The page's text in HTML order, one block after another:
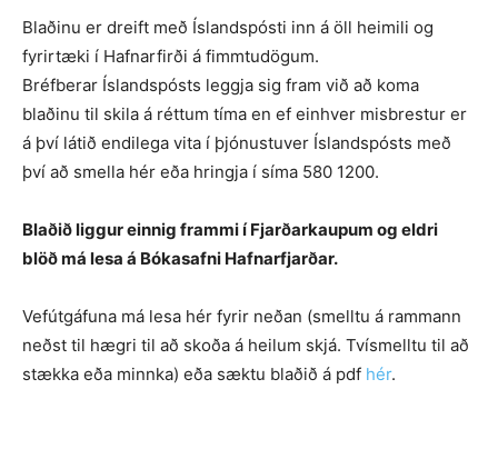
Blaðinu er dreift með Íslandspósti inn á öll heimili og
fyrirtæki í Hafnarfirði á fimmtudögum.
Bréfberar Íslandspósts leggja sig fram við að koma
blaðinu til skila á réttum tíma en ef einhver misbrestur er
á því látið endilega vita í þjónustuver Íslandspósts með
því að smella hér eða hringja í síma 580 1200.
Blaðið liggur einnig frammi í Fjarðarkaupum og eldri
blöð má lesa á Bókasafni Hafnarfjarðar.
Vefútgáfuna má lesa hér fyrir neðan (smelltu á rammann
neðst til hægri til að skoða á heilum skjá. Tvísmelltu til að
stækka eða minnka) eða sæktu blaðið á pdf hér.